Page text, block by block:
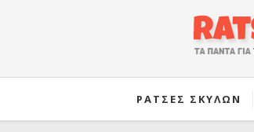
ΡΑΤΣΕΣ ΣΚΥΛΩΝ